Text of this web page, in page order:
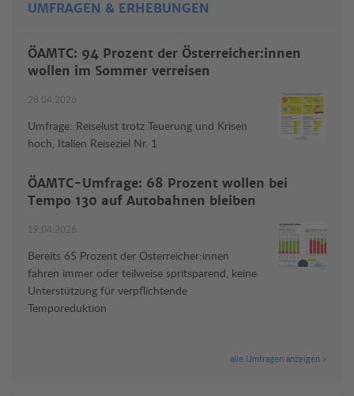
UMFRAGEN & ERHEBUNGEN
ÖAMTC: 94 Prozent der Österreicher:innen
wollen im Sommer verreisen
28.04.2026
Umfrage: Reiselust trotz Teuerung und Krisen
hoch, Italien Reiseziel Nr. 1
ÖAMTC-Umfrage: 68 Prozent wollen bei
Tempo 130 auf Autobahnen bleiben
19.04.2026
Bereits 65 Prozent der Österreicher:innen
fahren immer oder teilweise spritsparend, keine
Unterstützung für verpflichtende
Temporeduktion
alle Umfragen anzeigen »